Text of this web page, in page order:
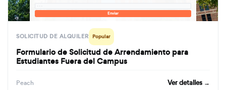
Enviar
SOLICITUD DE ALQUILER Popular
Formulario de Solicitud de Arrendamiento para
Estudiantes Fuera del Campus
Peach Ver detalles →